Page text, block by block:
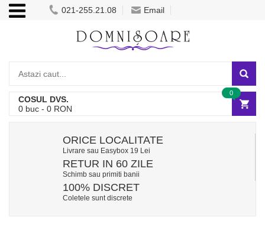
021-255.21.08 Email
COSUL DVS.
0 buc - 0 RON
0
ORICE LOCALITATE
Livrare sau Easybox 19 Lei
RETUR IN 60 ZILE
Schimb sau primiti banii
100% DISCRET
Coletele sunt discrete